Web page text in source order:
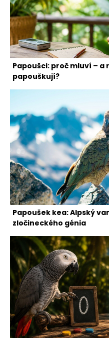
Papoušci: proč mluví – a
papouškují?
Papoušek kea: Alpský
zločineckého génia